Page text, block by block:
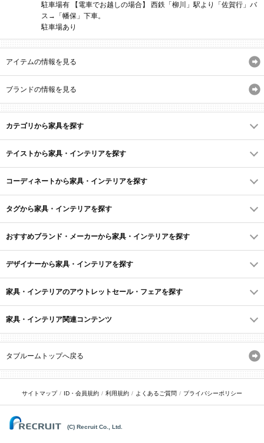
駐車場有 【電車でお越しの場合】 西鉄「柳川」駅より「佐賀行」バ
ス→「幡保」下車。
駐車場あり
アイテムの情報を見る
ブランドの情報を見る
カテゴリから家具を探す
テイストから家具・インテリアを探す
コーディネートから家具・インテリアを探す
タグから家具・インテリアを探す
おすすめブランド・メーカーから家具・インテリアを探す
デザイナーから家具・インテリアを探す
家具・インテリアのアウトレットセール・フェアを探す
家具・インテリア関連コンテンツ
タブルームトップへ戻る
サイトマップ ID・会員規約 利用規約 よくあるご質問 プライバシーポリシー
(C) Recruit Co., Ltd.